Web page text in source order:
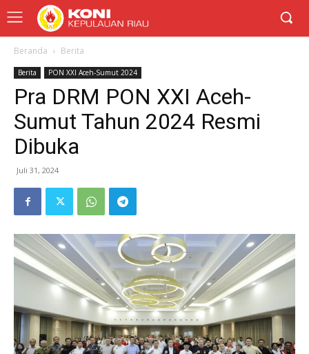
Beranda Berita
Berita PON XXI Aceh-Sumut 2024
Pra DRM PON XXI Aceh-
Sumut Tahun 2024 Resmi
Dibuka
Juli 31, 2024